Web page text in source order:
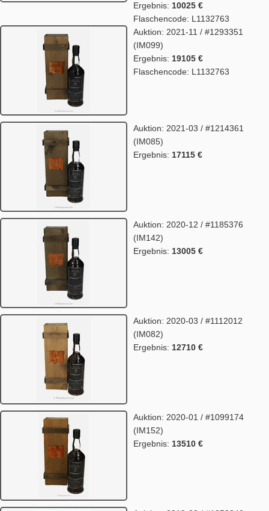
Ergebnis: 10025 €
Flaschencode: L1132763
Auktion: 2021-11 / #1293351
(IM099)
Ergebnis: 19105 €
Flaschencode: L1132763
Auktion: 2021-03 / #1214361
(IM085)
Ergebnis: 17115 €
Auktion: 2020-12 / #1185376
(IM142)
Ergebnis: 13005 €
Auktion: 2020-03 / #1112012
(IM082)
Ergebnis: 12710 €
Auktion: 2020-01 / #1099174
(IM152)
Ergebnis: 13510 €